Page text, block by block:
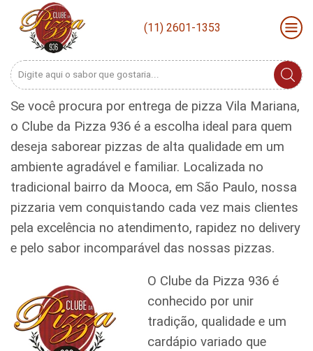
(11) 2601-1353
Search
Se você procura por entrega de pizza Vila Mariana,
o Clube da Pizza 936 é a escolha ideal para quem
deseja saborear pizzas de alta qualidade em um
ambiente agradável e familiar. Localizada no
tradicional bairro da Mooca, em São Paulo, nossa
pizzaria vem conquistando cada vez mais clientes
pela excelência no atendimento, rapidez no delivery
e pelo sabor incomparável das nossas pizzas.
O Clube da Pizza 936 é
conhecido por unir
tradição, qualidade e um
cardápio variado que